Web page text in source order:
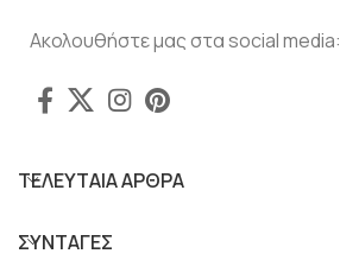
Ακολουθήστε μας στα social media:
ΤΕΛΕΥΤΑΙΑ ΑΡΘΡΑ
ΣΥΝΤΑΓΕΣ